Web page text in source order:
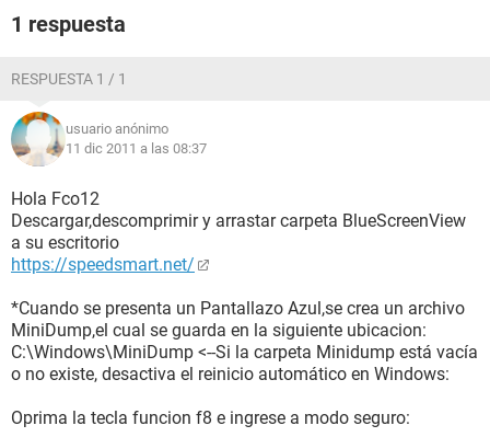
1 respuesta
RESPUESTA 1 / 1
usuario anónimo
11 dic 2011 a las 08:37
Hola Fco12
Descargar,descomprimir y arrastar carpeta BlueScreenView
a su escritorio
https://speedsmart.net/
*Cuando se presenta un Pantallazo Azul,se crea un archivo
MiniDump,el cual se guarda en la siguiente ubicacion:
C:\Windows\MiniDump <--Si la carpeta Minidump está vacía
o no existe, desactiva el reinicio automático en Windows:
Oprima la tecla funcion f8 e ingrese a modo seguro: